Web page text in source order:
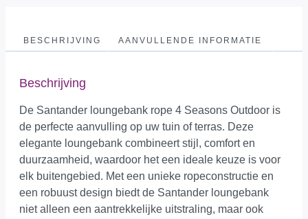
BESCHRIJVING AANVULLENDE INFORMATIE
Beschrijving
De Santander loungebank rope 4 Seasons Outdoor is
de perfecte aanvulling op uw tuin of terras. Deze
elegante loungebank combineert stijl, comfort en
duurzaamheid, waardoor het een ideale keuze is voor
elk buitengebied. Met een unieke ropeconstructie en
een robuust design biedt de Santander loungebank
niet alleen een aantrekkelijke uitstraling, maar ook